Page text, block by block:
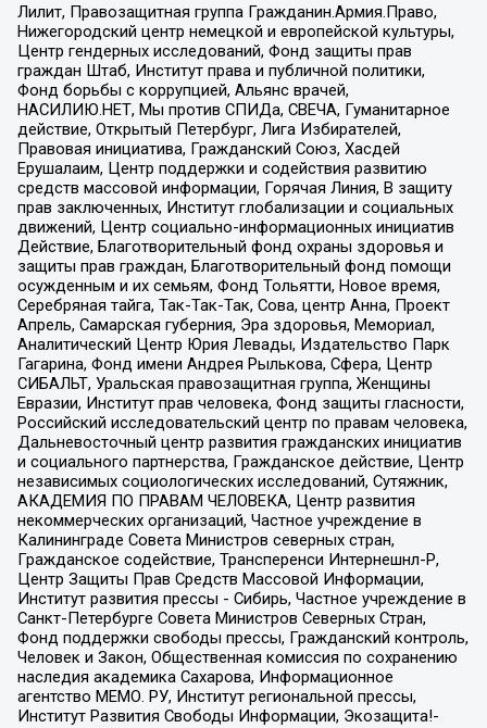
Лилит, Правозащитная группа Гражданин.Армия.Право,
Нижегородский центр немецкой и европейской культуры,
Центр гендерных исследований, Фонд защиты прав
граждан Штаб, Институт права и публичной политики,
Фонд борьбы с коррупцией, Альянс врачей,
НАСИЛИЮ.НЕТ, Мы против СПИДа, СВЕЧА, Гуманитарное
действие, Открытый Петербург, Лига Избирателей,
Правовая инициатива, Гражданский Союз, Хасдей
Ерушалаим, Центр поддержки и содействия развитию
средств массовой информации, Горячая Линия, В защиту
прав заключенных, Институт глобализации и социальных
движений, Центр социально-информационных инициатив
Действие, Благотворительный фонд охраны здоровья и
защиты прав граждан, Благотворительный фонд помощи
осужденным и их семьям, Фонд Тольятти, Новое время,
Серебряная тайга, Так-Так-Так, Сова, центр Анна, Проект
Апрель, Самарская губерния, Эра здоровья, Мемориал,
Аналитический Центр Юрия Левады, Издательство Парк
Гагарина, Фонд имени Андрея Рылькова, Сфера, Центр
СИБАЛЬТ, Уральская правозащитная группа, Женщины
Евразии, Институт прав человека, Фонд защиты гласности,
Российский исследовательский центр по правам человека,
Дальневосточный центр развития гражданских инициатив
и социального партнерства, Гражданское действие, Центр
независимых социологических исследований, Сутяжник,
АКАДЕМИЯ ПО ПРАВАМ ЧЕЛОВЕКА, Центр развития
некоммерческих организаций, Частное учреждение в
Калининграде Совета Министров северных стран,
Гражданское содействие, Трансперенси Интернешнл-Р,
Центр Защиты Прав Средств Массовой Информации,
Институт развития прессы - Сибирь, Частное учреждение в
Санкт-Петербурге Совета Министров Северных Стран,
Фонд поддержки свободы прессы, Гражданский контроль,
Человек и Закон, Общественная комиссия по сохранению
наследия академика Сахарова, Информационное
агентство МЕМО. РУ, Институт региональной прессы,
Институт Развития Свободы Информации, Экозащита!-